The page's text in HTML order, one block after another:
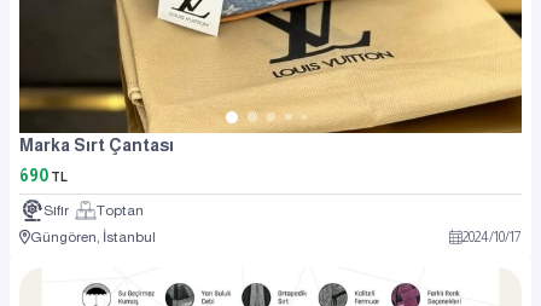
Marka Sırt Çantası
690 TL
Sıfır
Toptan
Güngören, İstanbul
2024/10/17